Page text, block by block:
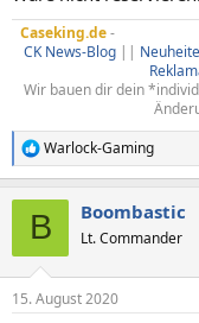
Caseking.de-
CK News-Blog ||
Wir bauen dir dein
R
e
e
Warlock-Gaming
B Boombastic
Lt. Commander
15. August 2020